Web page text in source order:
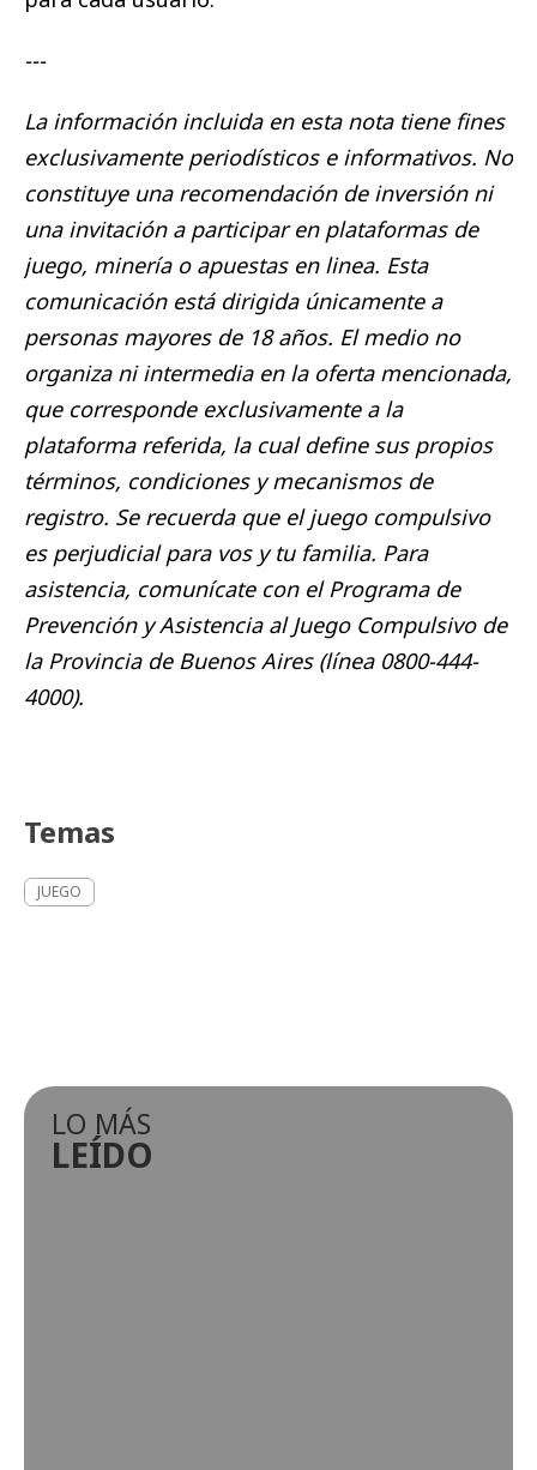
---
La información incluida en esta nota tiene fines
exclusivamente periodísticos e informativos. No
constituye una recomendación de inversión ni
una invitación a participar en plataformas de
juego, minería o apuestas en linea. Esta
comunicación está dirigida únicamente a
personas mayores de 18 años. El medio no
organiza ni intermedia en la oferta mencionada,
que corresponde exclusivamente a la
plataforma referida, la cual define sus propios
términos, condiciones y mecanismos de
registro. Se recuerda que el juego compulsivo
es perjudicial para vos y tu familia. Para
asistencia, comunícate con el Programa de
Prevención y Asistencia al Juego Compulsivo de
la Provincia de Buenos Aires (línea 0800-444-
4000).
Temas
JUEGO
LO MÁS
LEÍDO